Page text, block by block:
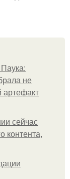
не
артефакт
сейчас
контента,